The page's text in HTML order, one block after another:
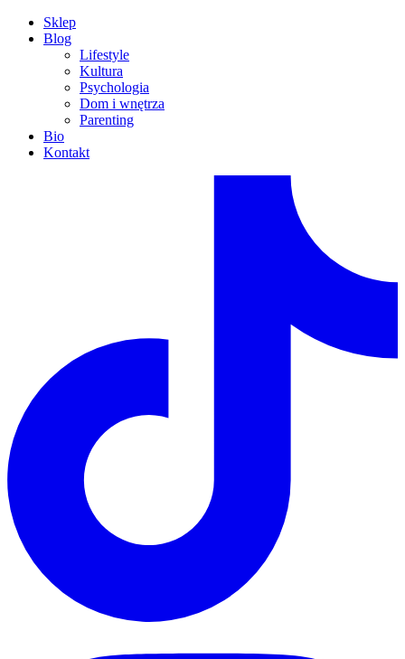
Sklep
Blog
Lifestyle
Kultura
Psychologia
Dom i wnętrza
Parenting
Bio
Kontakt